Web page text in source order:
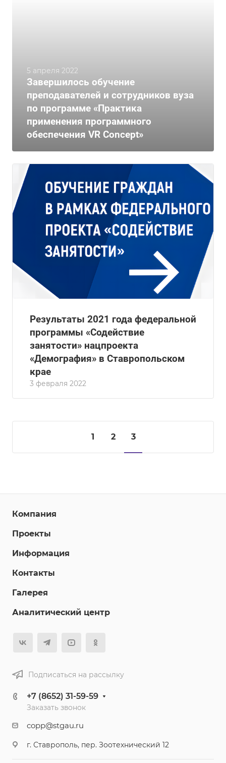
Завершилось обучение
преподавателей и сотрудников вуза
по программе «Практика
применения программного
обеспечения VR Сoncept»
5 апреля 2022
Результаты 2021 года федеральной
программы «Содействие
занятости» нацпроекта
«Демография» в Ставропольском
крае
3 февраля 2022
1 2 3
Компания
Проекты
Информация
Контакты
Галерея
Аналитический центр
Подписаться на рассылку
+7 (8652) 31-59-59
Заказать звонок
copp@stgau.ru
г. Ставрополь, пер. Зоотехнический 12